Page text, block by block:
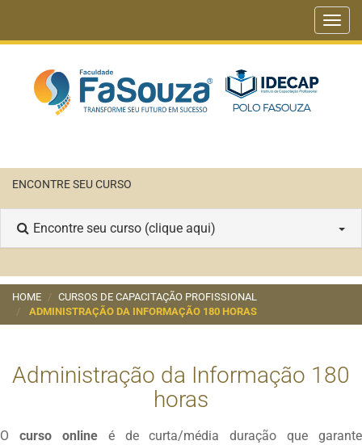
ENCONTRE SEU CURSO
Encontre seu curso (clique aqui)
HOME
CURSOS DE CAPACITAÇÃO PROFISSIONAL
ADMINISTRAÇÃO DA INFORMAÇÃO 180 HORAS
Administração da Informação 180
horas
O curso online é de curta/média duração que garante